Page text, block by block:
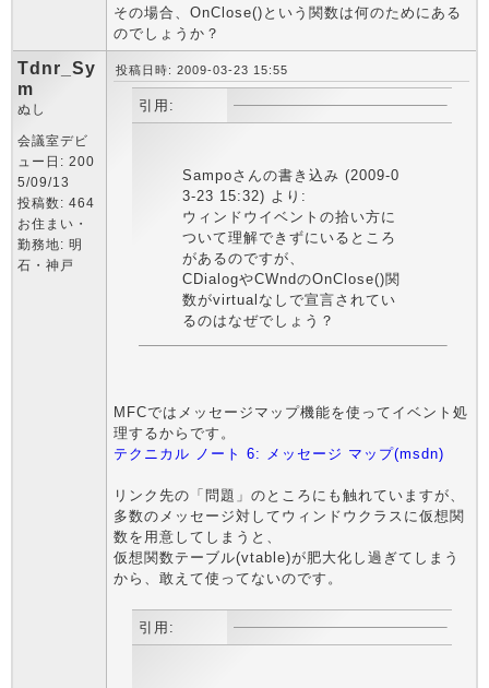
その場合、OnClose()という関数は何のためにある
のでしょうか？
Tdnr_Sy
m
ぬし
会議室デビ
ュー日: 200
5/09/13
投稿数: 464
お住まい・
勤務地: 明
石・神戸
投稿日時: 2009-03-23 15:55
引用:
Sampoさんの書き込み (2009-0
3-23 15:32) より:
ウィンドウイベントの拾い方に
ついて理解できずにいるところ
があるのですが、
CDialogやCWndのOnClose()関
数がvirtualなしで宣言されてい
るのはなぜでしょう？
MFCではメッセージマップ機能を使ってイベント処
理するからです。
テクニカル ノート 6: メッセージ マップ(msdn)
リンク先の「問題」のところにも触れていますが、
多数のメッセージ対してウィンドウクラスに仮想関
数を用意してしまうと、
仮想関数テーブル(vtable)が肥大化し過ぎてしまう
から、敢えて使ってないのです。
引用: